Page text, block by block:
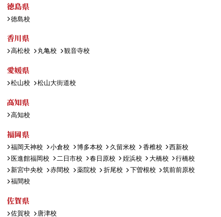
徳島県
徳島校
香川県
高松校 丸亀校 観音寺校
愛媛県
松山校 松山大街道校
高知県
高知校
福岡県
福岡天神校 小倉校 博多本校 久留米校 香椎校
西新校
医進館福岡校
二日市校 春日原校 姪浜校 大橋校
行橋校
新宮中央校
赤間校 薬院校 折尾校 下曽根校
筑前前原校
福間校
佐賀県
佐賀校 唐津校